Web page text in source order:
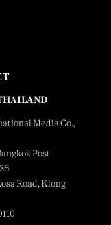
Media Co.,
Post
Road, Klong